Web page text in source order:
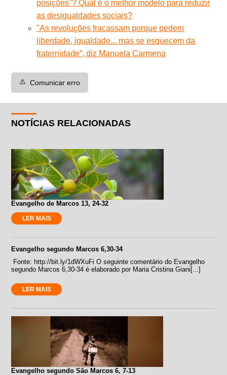
posições"? Qual é o melhor modelo para reduzir
as desigualdades sociais?
"As revoluções fracassam porque pedem
liberdade, igualdade... mas se esquecem da
fraternidade”, diz Manuela Carmena
⚠️ Comunicar erro
NOTÍCIAS RELACIONADAS
Evangelho de Marcos 13, 24-32
LER MAIS
Evangelho segundo Marcos 6,30-34
Fonte: http://bit.ly/1dWXuFi O seguinte comentário do Evangelho
segundo Marcos 6,30-34 é elaborado por Maria Cristina Giani[...]
LER MAIS
Evangelho segundo São Marcos 6, 7-13